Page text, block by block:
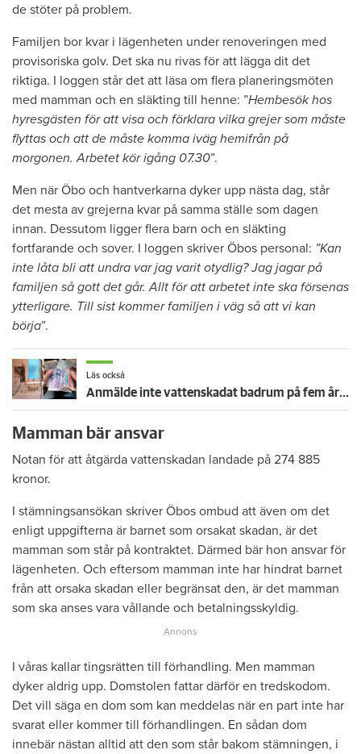
de stöter på problem.
Familjen bor kvar i lägenheten under renoveringen med
provisoriska golv. Det ska nu rivas för att lägga dit det
riktiga. I loggen står det att läsa om flera planeringsmöten
med mamman och en släkting till henne: ”Hembesök hos
hyresgästen för att visa och förklara vilka grejer som måste
flyttas och att de måste komma iväg hemifrån på
morgonen. Arbetet kör igång 07.30”.
Men när Öbo och hantverkarna dyker upp nästa dag, står
det mesta av grejerna kvar på samma ställe som dagen
innan. Dessutom ligger flera barn och en släkting
fortfarande och sover. I loggen skriver Öbos personal: ”Kan
inte låta bli att undra var jag varit otydlig? Jag jagar på
familjen så gott det går. Allt för att arbetet inte ska försenas
ytterligare. Till sist kommer familjen i väg så att vi kan
börja”.
Läs också
Anmälde inte vattenskadat badrum på fem år – krävs på 125 000 kronor
Mamman bär ansvar
Notan för att åtgärda vattenskadan landade på 274 885
kronor.
I stämningsansökan skriver Öbos ombud att även om det
enligt uppgifterna är barnet som orsakat skadan, är det
mamman som står på kontraktet. Därmed bär hon ansvar för
lägenheten. Och eftersom mamman inte har hindrat barnet
från att orsaka skadan eller begränsat den, är det mamman
som ska anses vara vållande och betalningsskyldig.
I våras kallar tingsrätten till förhandling. Men mamman
dyker aldrig upp. Domstolen fattar därför en tredskodom.
Det vill säga en dom som kan meddelas när en part inte har
svarat eller kommer till förhandlingen. En sådan dom
innebär nästan alltid att den som står bakom stämningen, i